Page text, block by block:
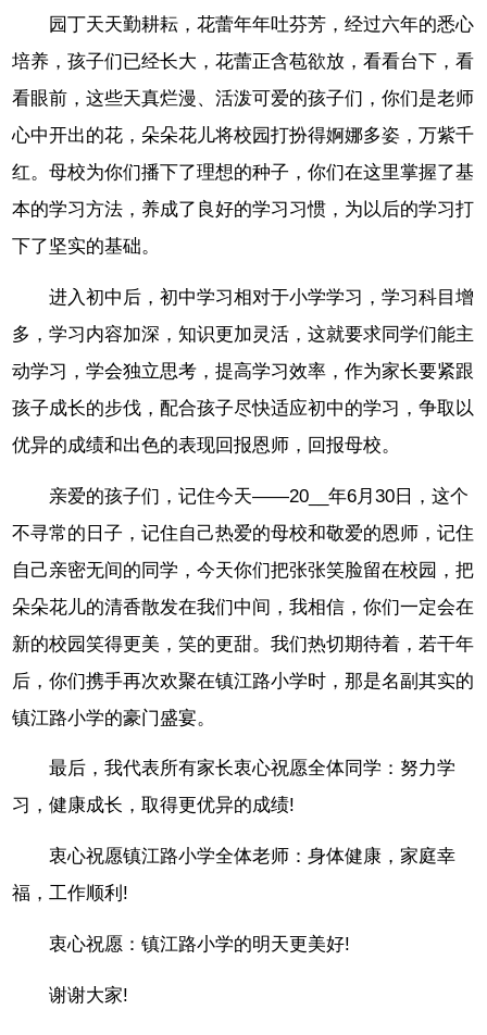
园丁天天勤耕耘，花蕾年年吐芬芳，经过六年的悉心
培养，孩子们已经长大，花蕾正含苞欲放，看看台下，看
看眼前，这些天真烂漫、活泼可爱的孩子们，你们是老师
心中开出的花，朵朵花儿将校园打扮得婀娜多姿，万紫千
红。母校为你们播下了理想的种子，你们在这里掌握了基
本的学习方法，养成了良好的学习习惯，为以后的学习打
下了坚实的基础。
进入初中后，初中学习相对于小学学习，学习科目增
多，学习内容加深，知识更加灵活，这就要求同学们能主
动学习，学会独立思考，提高学习效率，作为家长要紧跟
孩子成长的步伐，配合孩子尽快适应初中的学习，争取以
优异的成绩和出色的表现回报恩师，回报母校。
亲爱的孩子们，记住今天——20__年6月30日，这个
不寻常的日子，记住自己热爱的母校和敬爱的恩师，记住
自己亲密无间的同学，今天你们把张张笑脸留在校园，把
朵朵花儿的清香散发在我们中间，我相信，你们一定会在
新的校园笑得更美，笑的更甜。我们热切期待着，若干年
后，你们携手再次欢聚在镇江路小学时，那是名副其实的
镇江路小学的豪门盛宴。
最后，我代表所有家长衷心祝愿全体同学：努力学
习，健康成长，取得更优异的成绩!
衷心祝愿镇江路小学全体老师：身体健康，家庭幸
福，工作顺利!
衷心祝愿：镇江路小学的明天更美好!
谢谢大家!